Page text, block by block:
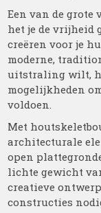
Een van de
het je de vrijheid
creëren voor je
moderne,
uitstraling wilt,
mogelijkheden
voldoen.
Met
architecturale
open
lichte gewicht
creatieve
constructies